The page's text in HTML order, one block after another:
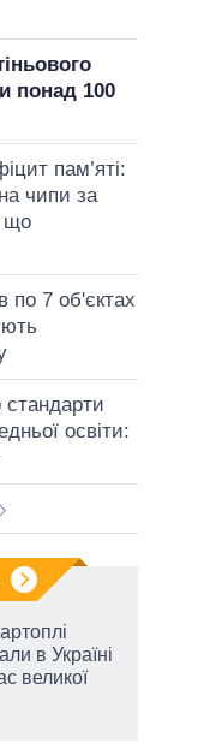
понад 100
пам’яті:
чипи за
що
по 7 об'єктах
освіти:
в Україні
великої